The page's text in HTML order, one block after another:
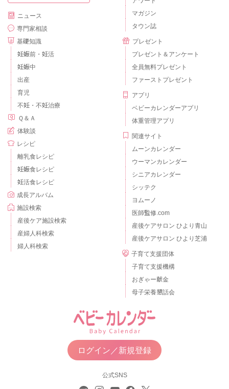
ニュース
専門家相談
基礎知識
妊娠前・妊活
妊娠中
出産
育児
不妊・不妊治療
Ｑ＆Ａ
体験談
レシピ
離乳食レシピ
妊娠食レシピ
妊活食レシピ
成長アルバム
施設検索
産後ケア施設検索
産婦人科検索
婦人科検索
マガジン
タウン誌
プレゼント
プレゼント＆アンケート
全員無料プレゼント
ファーストプレゼント
アプリ
ベビーカレンダーアプリ
体重管理アプリ
関連サイト
ムーンカレンダー
ウーマンカレンダー
シニアカレンダー
シッテク
ヨムーノ
医師監修.com
産後ケアサロン ひより青山
産後ケアサロン ひより芝浦
子育て支援団体
子育て支援機構
おぎゃー献金
母子栄養懇話会
ログイン／新規登録
公式SNS